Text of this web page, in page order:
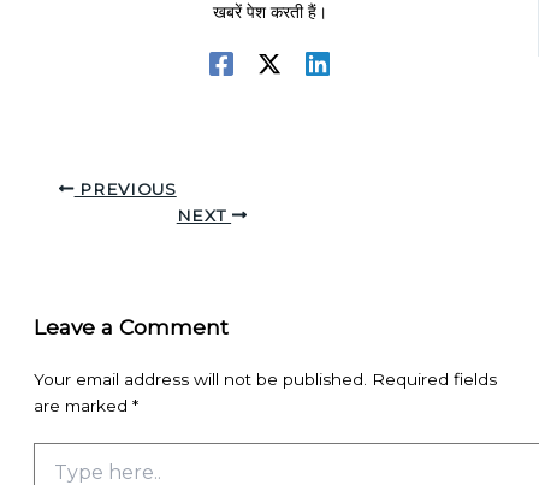
खबरें पेश करती हैं।
PREVIOUS
NEXT
Leave a Comment
Your email address will not be published.
Required fields
are marked *
here..